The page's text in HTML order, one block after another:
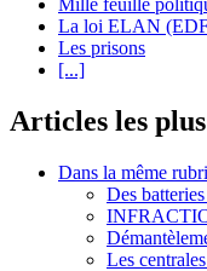
Mille feuille
La loi ELAN
Les prisons
[...]
Articles les
Dans la même
Des
Les